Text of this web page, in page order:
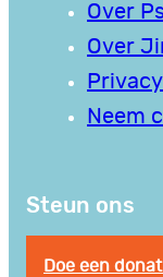
Over
Over
Neem
Steun ons
Doe een